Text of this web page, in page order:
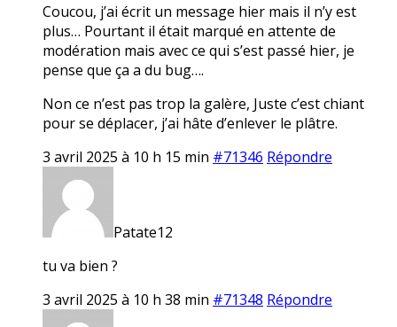
Coucou, j’ai écrit un message hier mais il n’y est
plus… Pourtant il était marqué en attente de
modération mais avec ce qui s’est passé hier, je
pense que ça a du bug….
Non ce n’est pas trop la galère, Juste c’est chiant
pour se déplacer, j’ai hâte d’enlever le plâtre.
3 avril 2025 à 10 h 15 min #71346 Répondre
Patate12
tu va bien ?
3 avril 2025 à 10 h 38 min #71348 Répondre